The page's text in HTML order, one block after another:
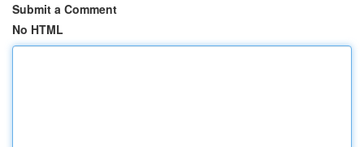
Submit a Comment
No HTML